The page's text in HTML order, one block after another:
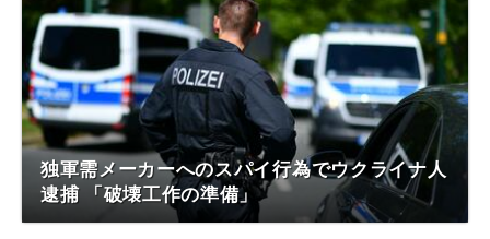
独軍需メーカーへのスパイ行為でウクライナ人
逮捕 「破壊工作の準備」